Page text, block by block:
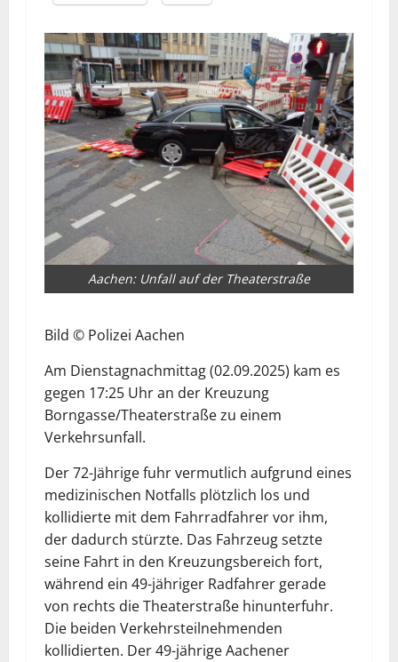
Aachen: Unfall auf der Theaterstraße
Bild © Polizei Aachen
Am Dienstagnachmittag(02.09.2025) kam
gegen 17:25 Uhran der
Borngasse/Theaterstraßezu
Verkehrsunfall.
Der72-Jährigefuhrvermutlich aufgrund
medizinischen Notfalls plötzlich los
kollidierte mit dem Fahrradfahrervor
der dadurch stürzte. Das Fahrzeug
seine Fahrt in den Kreuzungsbereich
während ein 49-jähriger Radfahrer
von rechts dieTheaterstraße hinunterfuhr.
Die beiden
kollidierten. Der49-jährige